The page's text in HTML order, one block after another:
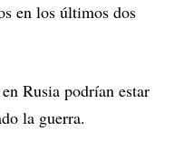
en los últimos dos
Rusia podrían estar
la guerra.